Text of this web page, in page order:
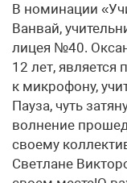
В номинации
Ванвай,
лицея №40.
12 лет,
к микрофону,
Пауза, чуть
волнение
своему
Светлане